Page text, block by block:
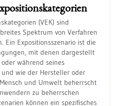
(VEK) sind
Spektrum von Verfahren
Ein Expositionsszenario ist die
mit denen dargestellt
während seines
wie der Hersteller oder
und Umwelt beherrscht
zu beherrschen
können ein spezifisches